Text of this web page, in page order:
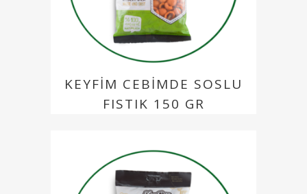
KEYFIM CEBIMDE SOSLU
FISTIK 150 GR